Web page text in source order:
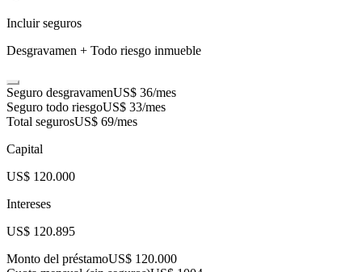
Incluir seguros
Desgravamen + Todo riesgo inmueble
Seguro desgravamenUS$ 36/mes
Seguro todo riesgoUS$ 33/mes
Total segurosUS$ 69/mes
Capital
US$ 120.000
Intereses
US$ 120.895
Monto del préstamoUS$ 120.000